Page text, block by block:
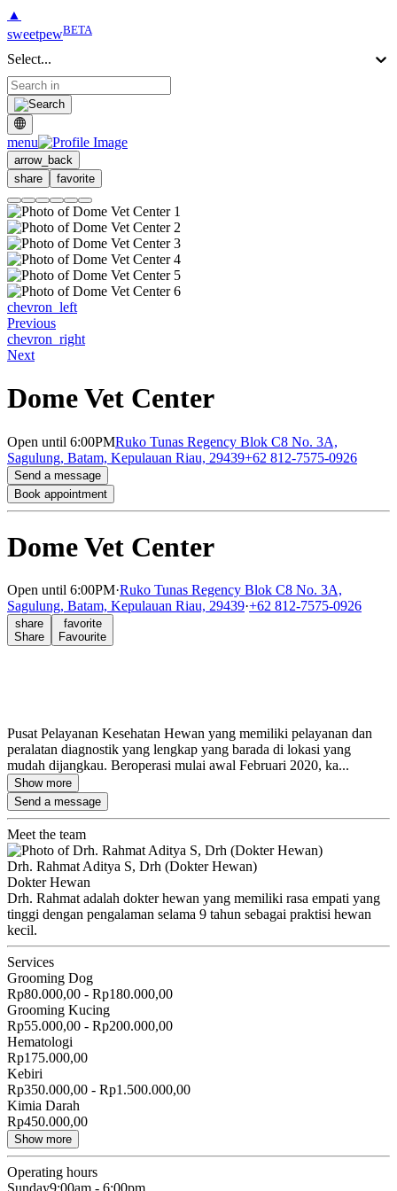
▲
sweetpewBETA
Select...
menu
arrow_back
share
favorite
chevron_left
Previous
chevron_right
Next
Dome Vet Center
Open until 6:00PMRuko Tunas Regency Blok C8 No. 3A,
Sagulung, Batam, Kepulauan Riau, 29439+62 812-7575-0926
Send a message
Book appointment
Dome Vet Center
Open until 6:00PM·Ruko Tunas Regency Blok C8 No. 3A,
Sagulung, Batam, Kepulauan Riau, 29439·+62 812-7575-0926
share
Share
favorite
Favourite
Pusat Pelayanan Kesehatan Hewan yang memiliki pelayanan dan
peralatan diagnostik yang lengkap yang barada di lokasi yang
mudah dijangkau. Beroperasi mulai awal Februari 2020, ka...
Show more
Send a message
Meet the team
Drh. Rahmat Aditya S, Drh (Dokter Hewan)
Dokter Hewan
Drh. Rahmat adalah dokter hewan yang memiliki rasa empati yang
tinggi dengan pengalaman selama 9 tahun sebagai praktisi hewan
kecil.
Services
Grooming Dog
Rp80.000,00 - Rp180.000,00
Grooming Kucing
Rp55.000,00 - Rp200.000,00
Hematologi
Rp175.000,00
Kebiri
Rp350.000,00 - Rp1.500.000,00
Kimia Darah
Rp450.000,00
Show more
Operating hours